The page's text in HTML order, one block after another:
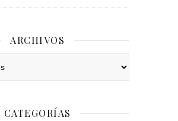
ARCHIVOS
CATEGORÍAS